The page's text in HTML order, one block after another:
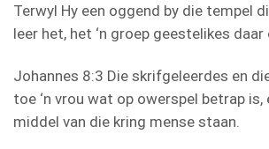
Terwyl Hy een oggend by die tempel
leer het, het ‘n groep geestelikes daar
Johannes 8:3 Die skrifgeleerdes en
toe ‘n vrou wat op owerspel betrap is,
middel van die kring mense staan.